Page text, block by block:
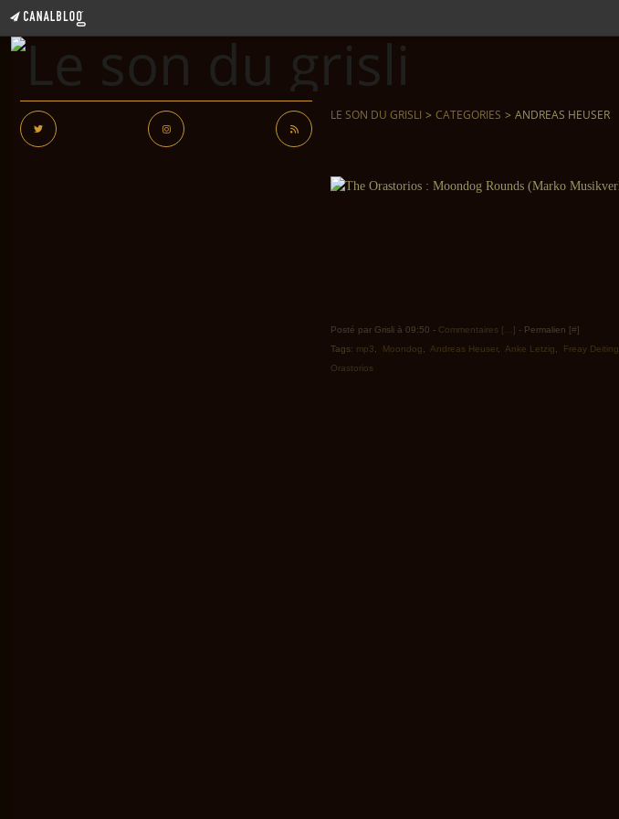
LE SON DU GRISLI > CATEGORIES > ANDREAS HEUSER
Posté par Grisli à 09:50 - Commentaires [ ] - Permalien [#]
Tags: mp3 Moondog Andreas Heuser, Anke Letzig Freay Deiting
Orastorios